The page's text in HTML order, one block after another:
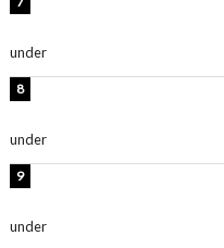
under
under
under